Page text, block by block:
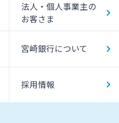
法人・個人事業主の
お客さま
宮崎銀行について
採用情報